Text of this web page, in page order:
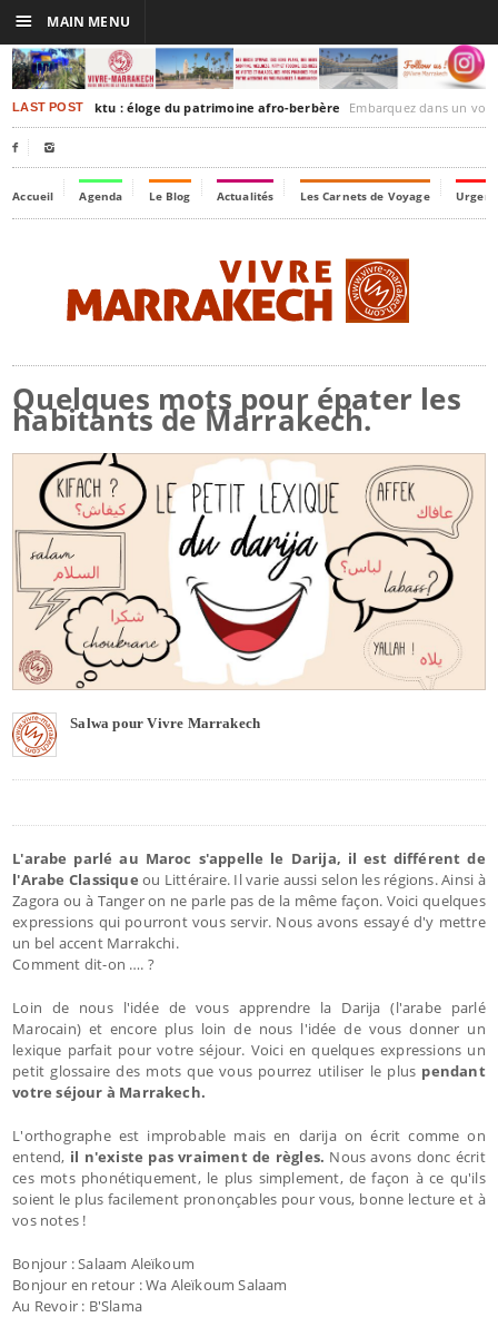
LAST POSTTimbuktu : éloge du patrimoine afro-berbère Embarquez dans un voyage culturel dans le
 
Accueil Agenda Le Blog Actualités Les Carnets de Voyage
Quelques mots pour épater les
habitants de Marrakech.
Salwa pour Vivre Marrakech
L'arabe parlé au Maroc s'appelle le Darija, il est différent de
l'Arabe Classique ou Littéraire. Il varie aussi selon les régions. Ainsi à
Zagora ou à Tanger on ne parle pas de la même façon. Voici quelques
expressions qui pourront vous servir. Nous avons essayé d'y mettre
un bel accent Marrakchi.
Comment dit-on …. ?
Loin de nous l'idée de vous apprendre la Darija (l'arabe parlé
Marocain) et encore plus loin de nous l'idée de vous donner un
lexique parfait pour votre séjour. Voici en quelques expressions un
petit glossaire des mots que vous pourrez utiliser le plus pendant
votre séjour à Marrakech.
L'orthographe est improbable mais en darija on écrit comme on
entend, il n'existe pas vraiment de règles. Nous avons donc écrit
ces mots phonétiquement, le plus simplement, de façon à ce qu'ils
soient le plus facilement prononçables pour vous, bonne lecture et à
vos notes !
Bonjour : Salaam Aleïkoum
Bonjour en retour : Wa Aleïkoum Salaam
Au Revoir : B'Slama
☰ MAIN MENU